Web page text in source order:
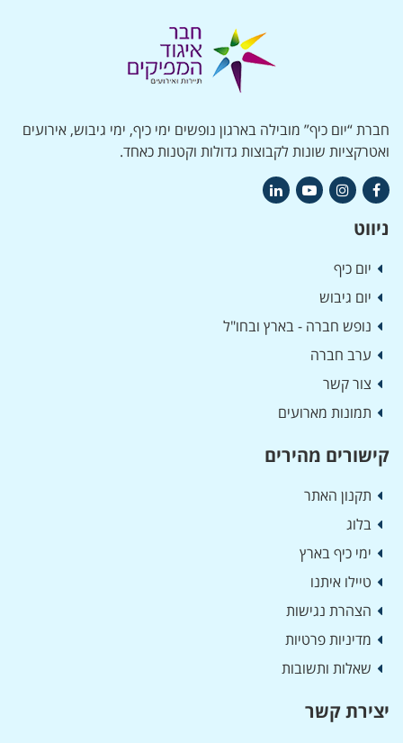
חברת “יום כיף” מובילה בארגון נופשים ימי כיף, ימי גיבוש, אירועים
ואטרקציות שונות לקבוצות גדולות וקטנות כאחד.
ניווט
יום כיף
יום גיבוש
נופש חברה - בארץ ובחו"ל
ערב חברה
צור קשר
תמונות מארועים
קישורים מהירים
תקנון האתר
בלוג
ימי כיף בארץ
טיילו איתנו
הצהרת נגישות
מדיניות פרטיות
שאלות ותשובות
יצירת קשר